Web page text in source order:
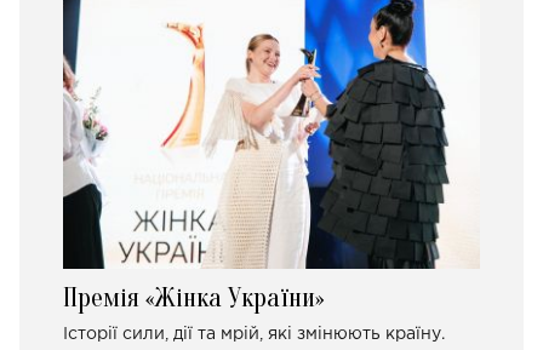
Премія «Жінка України»
Історії сили, дії та мрій, які змінюють країну.